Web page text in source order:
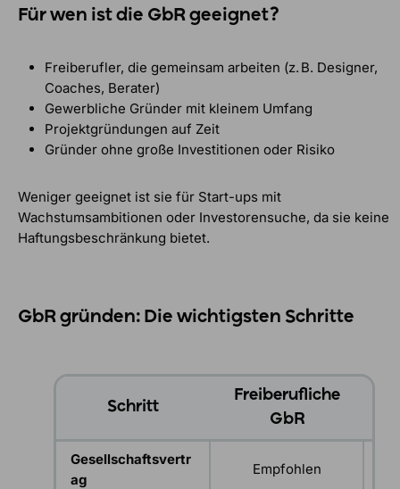
Für wen ist die GbR geeignet?
Freiberufler, die gemeinsam arbeiten (z. B. Designer,
Coaches, Berater)
Gewerbliche Gründer mit kleinem Umfang
Projektgründungen auf Zeit
Gründer ohne große Investitionen oder Risiko
Weniger geeignet ist sie für Start-ups mit
Wachstumsambitionen oder Investorensuche, da sie keine
Haftungsbeschränkung bietet.
GbR gründen: Die wichtigsten Schritte
Schritt
Freiberufliche
GbR
Gesellschaftsvertr
ag
Empfohlen